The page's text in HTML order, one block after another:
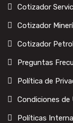
Cotizador
Cotizador
Cotizador
Preguntas
Política de
Condiciones de
Políticas